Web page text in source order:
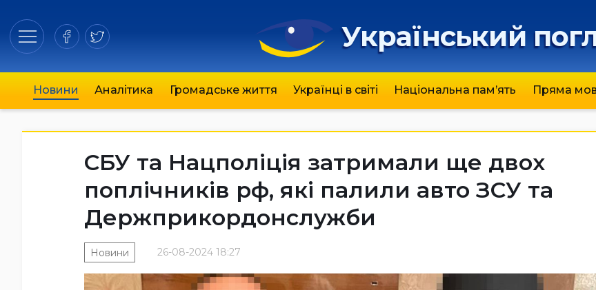
Український
Новини Аналітика Громадське життя Українці в світі Національна пам’ять Пряма
СБУ та Нацполіція затримали ще двох
поплічників рф, які палили авто ЗСУ та
Держприкордонслужби
26-08-2024 18:27
Новини